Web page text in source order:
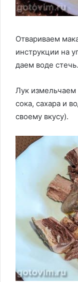
Отвариваем
инструкции на
даем воде стечь.
Лук
сока, сахара и
своему вкусу).